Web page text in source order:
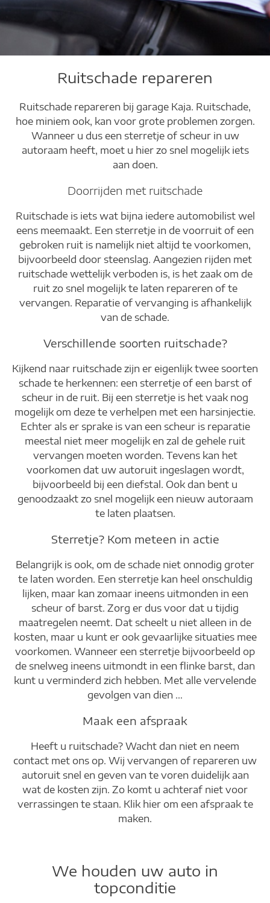
Reparatie van alle
merken
We maken het snel en
vakkundig
Ruitschade repareren
Ruitschade repareren bij garage Kaja. Ruitschade,
hoe miniem ook, kan voor grote problemen zorgen.
Wanneer u dus een sterretje of scheur in uw
autoraam heeft, moet u hier zo snel mogelijk iets
aan doen.
Doorrijden met ruitschade
Ruitschade is iets wat bijna iedere automobilist wel
eens meemaakt. Een sterretje in de voorruit of een
gebroken ruit is namelijk niet altijd te voorkomen,
bijvoorbeeld door steenslag. Aangezien rijden met
ruitschade wettelijk verboden is, is het zaak om de
ruit zo snel mogelijk te laten repareren of te
vervangen. Reparatie of vervanging is afhankelijk
van de schade.
Verschillende soorten ruitschade?
Kijkend naar ruitschade zijn er eigenlijk twee soorten
schade te herkennen: een sterretje of een barst of
scheur in de ruit. Bij een sterretje is het vaak nog
mogelijk om deze te verhelpen met een harsinjectie.
Echter als er sprake is van een scheur is reparatie
meestal niet meer mogelijk en zal de gehele ruit
vervangen moeten worden. Tevens kan het
voorkomen dat uw autoruit ingeslagen wordt,
bijvoorbeeld bij een diefstal. Ook dan bent u
genoodzaakt zo snel mogelijk een nieuw autoraam
te laten plaatsen.
Sterretje? Kom meteen in actie
Belangrijk is ook, om de schade niet onnodig groter
te laten worden. Een sterretje kan heel onschuldig
lijken, maar kan zomaar ineens uitmonden in een
scheur of barst. Zorg er dus voor dat u tijdig
maatregelen neemt. Dat scheelt u niet alleen in de
kosten, maar u kunt er ook gevaarlijke situaties mee
voorkomen. Wanneer een sterretje bijvoorbeeld op
de snelweg ineens uitmondt in een flinke barst, dan
kunt u verminderd zich hebben. Met alle vervelende
gevolgen van dien …
Maak een afspraak
Heeft u ruitschade? Wacht dan niet en neem
contact met ons op. Wij vervangen of repareren uw
autoruit snel en geven van te voren duidelijk aan
wat de kosten zijn. Zo komt u achteraf niet voor
verrassingen te staan. Klik hier om een afspraak te
maken.
We houden uw auto in
topconditie